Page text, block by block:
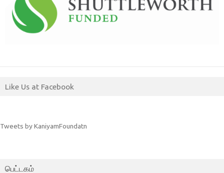
Like Us at Facebook
Tweets by KaniyamFoundatn
பெட்டகம்